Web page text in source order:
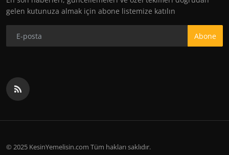
gelen kutunuza almak için abone listemize katılın
Abone
© 2025 KesinYemelisin.com Tüm hakları saklıdır.